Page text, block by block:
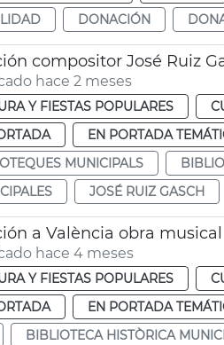
DONACIÓN
compositor José Ruiz
hace 2 meses
Y FIESTAS POPULARES
EN PORTADA
MUNICIPALS
JOSÉ RUIZ GASCH
a València obra musical
hace 4 meses
Y FIESTAS POPULARES
EN PORTADA
BIBLIOTECA HISTÒRICA